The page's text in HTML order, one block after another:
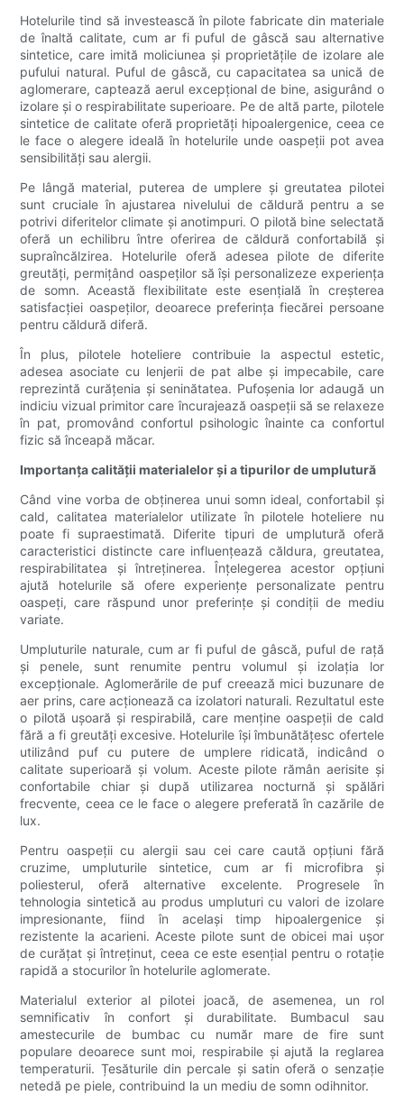
Hotelurile tind să investească în pilote fabricate din materiale
de înaltă calitate, cum ar fi puful de gâscă sau alternative
sintetice, care imită moliciunea și proprietățile de izolare ale
pufului natural. Puful de gâscă, cu capacitatea sa unică de
aglomerare, captează aerul excepțional de bine, asigurând o
izolare și o respirabilitate superioare. Pe de altă parte, pilotele
sintetice de calitate oferă proprietăți hipoalergenice, ceea ce
le face o alegere ideală în hotelurile unde oaspeții pot avea
sensibilități sau alergii.
Pe lângă material, puterea de umplere și greutatea pilotei
sunt cruciale în ajustarea nivelului de căldură pentru a se
potrivi diferitelor climate și anotimpuri. O pilotă bine selectată
oferă un echilibru între oferirea de căldură confortabilă și
supraîncălzirea. Hotelurile oferă adesea pilote de diferite
greutăți, permițând oaspeților să își personalizeze experiența
de somn. Această flexibilitate este esențială în creșterea
satisfacției oaspeților, deoarece preferința fiecărei persoane
pentru căldură diferă.
În plus, pilotele hoteliere contribuie la aspectul estetic,
adesea asociate cu lenjerii de pat albe și impecabile, care
reprezintă curățenia și seninătatea. Pufoșenia lor adaugă un
indiciu vizual primitor care încurajează oaspeții să se relaxeze
în pat, promovând confortul psihologic înainte ca confortul
fizic să înceapă măcar.
Importanța calității materialelor și a tipurilor de umplutură
Când vine vorba de obținerea unui somn ideal, confortabil și
cald, calitatea materialelor utilizate în pilotele hoteliere nu
poate fi supraestimată. Diferite tipuri de umplutură oferă
caracteristici distincte care influențează căldura, greutatea,
respirabilitatea și întreținerea. Înțelegerea acestor opțiuni
ajută hotelurile să ofere experiențe personalizate pentru
oaspeți, care răspund unor preferințe și condiții de mediu
variate.
Umpluturile naturale, cum ar fi puful de gâscă, puful de rață
și penele, sunt renumite pentru volumul și izolația lor
excepționale. Aglomerările de puf creează mici buzunare de
aer prins, care acționează ca izolatori naturali. Rezultatul este
o pilotă ușoară și respirabilă, care menține oaspeții de cald
fără a fi greutăți excesive. Hotelurile își îmbunătățesc ofertele
utilizând puf cu putere de umplere ridicată, indicând o
calitate superioară și volum. Aceste pilote rămân aerisite și
confortabile chiar și după utilizarea nocturnă și spălări
frecvente, ceea ce le face o alegere preferată în cazările de
lux.
Pentru oaspeții cu alergii sau cei care caută opțiuni fără
cruzime, umpluturile sintetice, cum ar fi microfibra și
poliesterul, oferă alternative excelente. Progresele în
tehnologia sintetică au produs umpluturi cu valori de izolare
impresionante, fiind în același timp hipoalergenice și
rezistente la acarieni. Aceste pilote sunt de obicei mai ușor
de curățat și întreținut, ceea ce este esențial pentru o rotație
rapidă a stocurilor în hotelurile aglomerate.
Materialul exterior al pilotei joacă, de asemenea, un rol
semnificativ în confort și durabilitate. Bumbacul sau
amestecurile de bumbac cu număr mare de fire sunt
populare deoarece sunt moi, respirabile și ajută la reglarea
temperaturii. Țesăturile din percale și satin oferă o senzație
netedă pe piele, contribuind la un mediu de somn odihnitor.